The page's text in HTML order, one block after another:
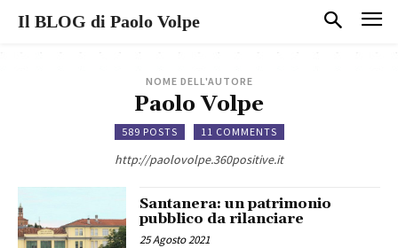
Il BLOG di Paolo Volpe
NOME DELL'AUTORE
Paolo Volpe
589 POSTS 11 COMMENTS
http://paolovolpe.360positive.it
Santanera: un patrimonio
pubblico da rilanciare
25 Agosto 2021